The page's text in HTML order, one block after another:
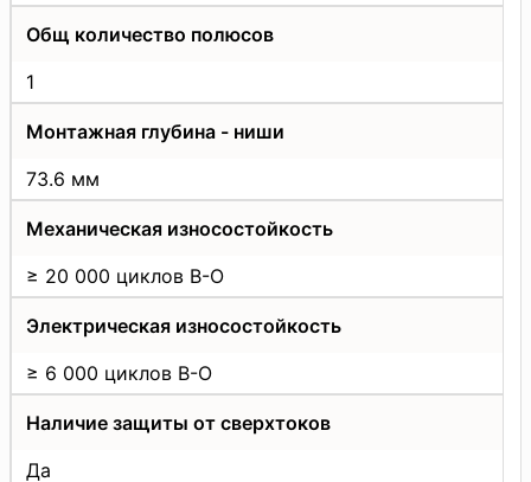
Общ количество полюсов
1
Монтажная глубина - ниши
73.6 мм
Механическая износостойкость
≥ 20 000 циклов В-О
Электрическая износостойкость
≥ 6 000 циклов В-О
Наличие защиты от сверхтоков
Да